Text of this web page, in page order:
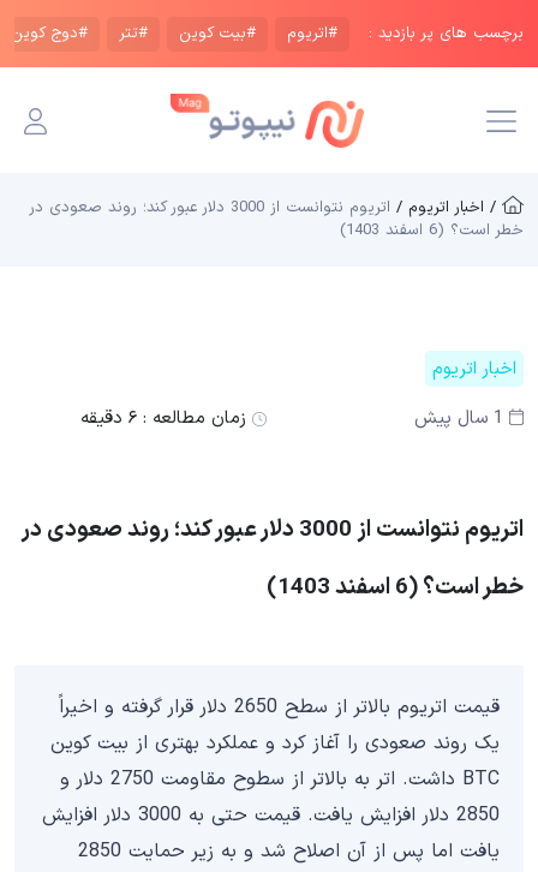
برچسب های پر بازدید : #اتریوم #بیت کوین #تتر #دوج کوین
/ اخبار اتریوم /
اتریوم نتوانست از 3000 دلار عبور کند؛ روند صعودی در
خطر است؟ (6 اسفند 1403)
اخبار اتریوم
1 سال پیش
زمان مطالعه : ۶ دقیقه
اتریوم نتوانست از 3000 دلار عبور کند؛ روند صعودی در
خطر است؟ (6 اسفند 1403)
قیمت اتریوم بالاتر از سطح 2650 دلار قرار گرفته و اخیراً
یک روند صعودی را آغاز کرد و عملکرد بهتری از بیت کوین
BTC داشت. اتر به بالاتر از سطوح مقاومت 2750 دلار و
2850 دلار افزایش یافت. قیمت حتی به 3000 دلار افزایش
یافت اما پس از آن اصلاح شد و به زیر حمایت 2850